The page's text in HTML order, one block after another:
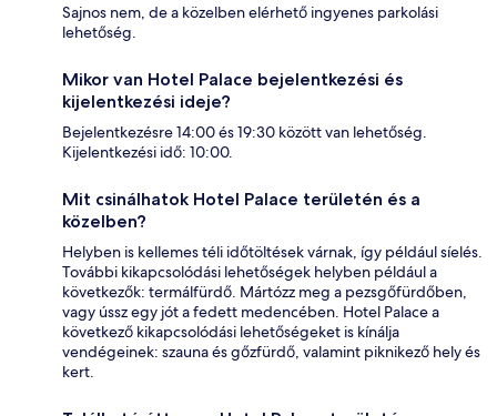
Sajnos nem, de a közelben elérhető ingyenes parkolási
lehetőség.
Mikor van Hotel Palace bejelentkezési és
kijelentkezési ideje?
Bejelentkezésre 14:00 és 19:30 között van lehetőség.
Kijelentkezési idő: 10:00.
Mit csinálhatok Hotel Palace területén és a
közelben?
Helyben is kellemes téli időtöltések várnak, így például síelés.
További kikapcsolódási lehetőségek helyben például a
következők: termálfürdő. Mártózz meg a pezsgőfürdőben,
vagy ússz egy jót a fedett medencében. Hotel Palace a
következő kikapcsolódási lehetőségeket is kínálja
vendégeinek: szauna és gőzfürdő, valamint piknikező hely és
kert.